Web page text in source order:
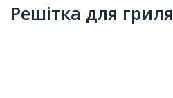
Решітка для гриля